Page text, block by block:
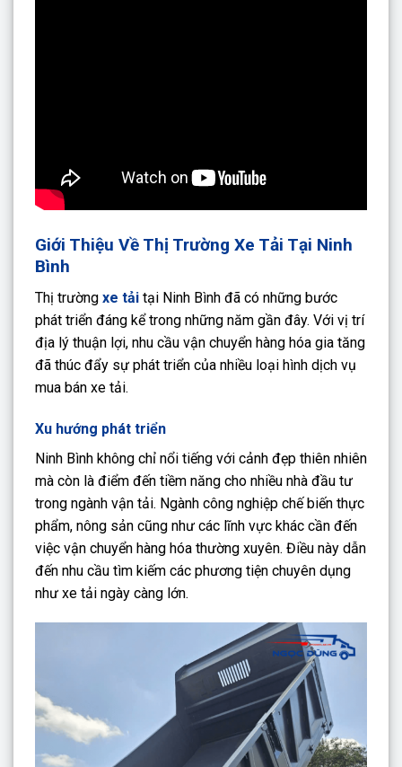
Giới Thiệu Về Thị Trường Xe Tải Tại Ninh
Bình
Thị trường xe tải tại Ninh Bình đã có những bước
phát triển đáng kể trong những năm gần đây. Với vị trí
địa lý thuận lợi, nhu cầu vận chuyển hàng hóa gia tăng
đã thúc đẩy sự phát triển của nhiều loại hình dịch vụ
mua bán xe tải.
Xu hướng phát triển
Ninh Bình không chỉ nổi tiếng với cảnh đẹp thiên nhiên
mà còn là điểm đến tiềm năng cho nhiều nhà đầu tư
trong ngành vận tải. Ngành công nghiệp chế biến thực
phẩm, nông sản cũng như các lĩnh vực khác cần đến
việc vận chuyển hàng hóa thường xuyên. Điều này dẫn
đến nhu cầu tìm kiếm các phương tiện chuyên dụng
như xe tải ngày càng lớn.